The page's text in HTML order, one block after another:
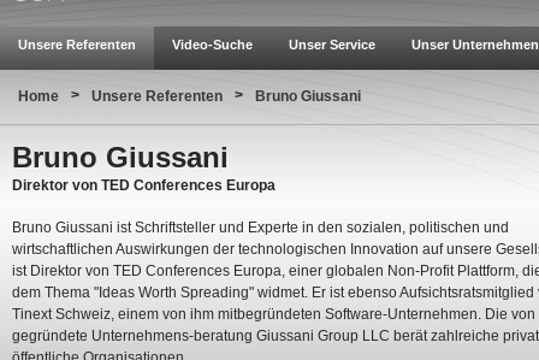
Unsere Referenten Video-Suche Unser Service Unser Unternehmen
Home > Unsere Referenten > Bruno Giussani
Bruno Giussani
Direktor von TED Conferences Europa
Bruno Giussani ist Schriftsteller und Experte in den sozialen, politischen und
wirtschaftlichen Auswirkungen der technologischen Innovation auf unsere
ist Direktor von TED Conferences Europa, einer globalen Non-Profit Plattform,
dem Thema "Ideas Worth Spreading" widmet. Er ist ebenso Aufsichtsratsmitglied
Tinext Schweiz, einem von ihm mitbegründeten Software-Unternehmen. Die von
gegründete Unternehmens-beratung Giussani Group LLC berät zahlreiche